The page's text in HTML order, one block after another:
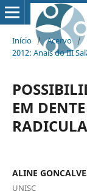
Início / Acervo /
2012: Anais do III
EM
ALINE
UNISC